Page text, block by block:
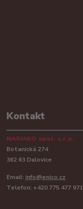
Kontakt
NASIAKO spol. s.r.o.
Botanická 274
362 63 Dalovice
Email: info@enico.cz
Telefon: +420 775 477 971